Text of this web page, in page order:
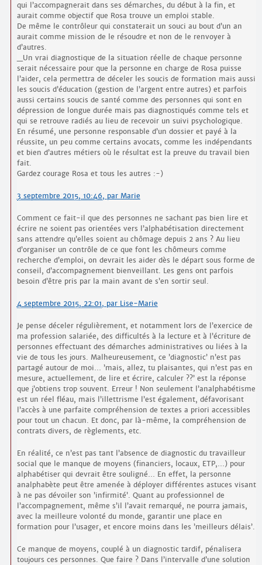
qui l’accompagnerait dans ses démarches, du début à la fin, et
aurait comme objectif que Rosa trouve un emploi stable.
De même le contrôleur qui constaterait un souci au bout d’un an
aurait comme mission de le résoudre et non de le renvoyer à
d’autres.
_Un vrai diagnostique de la situation réelle de chaque personne
serait nécessaire pour que la personne en charge de Rosa puisse
l’aider, cela permettra de déceler les soucis de formation mais aussi
les soucis d’éducation (gestion de l’argent entre autres) et parfois
aussi certains soucis de santé comme des personnes qui sont en
dépression de longue durée mais pas diagnostiqués comme tels et
qui se retrouve radiés au lieu de recevoir un suivi psychologique.
En résumé, une personne responsable d’un dossier et payé à la
réussite, un peu comme certains avocats, comme les indépendants
et bien d’autres métiers où le résultat est la preuve du travail bien
fait.
Gardez courage Rosa et tous les autres :-)
3 septembre 2015, 10:46, par Marie
Comment ce fait-il que des personnes ne sachant pas bien lire et
écrire ne soient pas orientées vers l’alphabétisation directement
sans attendre qu’elles soient au chômage depuis 2 ans ? Au lieu
d’organiser un contrôle de ce que font les chômeurs comme
recherche d’emploi, on devrait les aider dès le départ sous forme de
conseil, d’accompagnement bienveillant. Les gens ont parfois
besoin d’être pris par la main avant de s’en sortir seul.
4 septembre 2015, 22:01, par Lise-Marie
Je pense déceler régulièrement, et notamment lors de l’exercice de
ma profession salariée, des difficultés à la lecture et à l’écriture de
personnes effectuant des démarches administratives ou liées à la
vie de tous les jours. Malheureusement, ce ’diagnostic’ n’est pas
partagé autour de moi… ’mais, allez, tu plaisantes, qui n’est pas en
mesure, actuellement, de lire et écrire, calculer ??’ est la réponse
que j’obtiens trop souvent. Erreur ! Non seulement l’analphabétisme
est un réel fléau, mais l’illettrisme l’est également, défavorisant
l’accès à une parfaite compréhension de textes a priori accessibles
pour tout un chacun. Et donc, par là-même, la compréhension de
contrats divers, de règlements, etc.
En réalité, ce n’est pas tant l’absence de diagnostic du travailleur
social que le manque de moyens (financiers, locaux, ETP,…) pour
alphabétiser qui devrait être souligné… En effet, la personne
analphabète peut être amenée à déployer différentes astuces visant
à ne pas dévoiler son ’infirmité’. Quant au professionnel de
l’accompagnement, même s’il l’avait remarqué, ne pourra jamais,
avec la meilleure volonté du monde, garantir une place en
formation pour l’usager, et encore moins dans les ’meilleurs délais’.
Ce manque de moyens, couplé à un diagnostic tardif, pénalisera
toujours ces personnes. Que faire ? Dans l’intervalle d’une solution